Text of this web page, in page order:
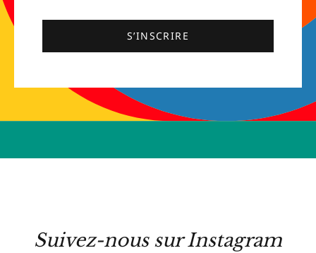
S’INSCRIRE
Suivez-nous sur Instagram